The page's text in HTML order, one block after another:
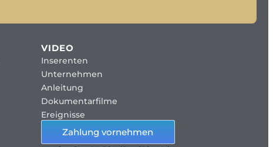
VIDEO
Inserenten
Unternehmen
Anleitung
Dokumentarfilme
Ereignisse
Zahlung vornehmen